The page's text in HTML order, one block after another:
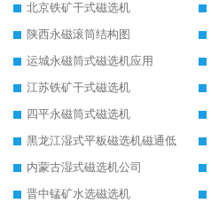
北京铁矿干式磁选机
陕西永磁滚筒结构图
运城永磁筒式磁选机应用
江苏铁矿干式磁选机
四平永磁筒式磁选机
黑龙江湿式平板磁选机磁通低
内蒙古湿式磁选机公司
晋中锰矿水选磁选机